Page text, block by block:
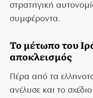
στρατηγική
συμφέροντα.
Το μέτωπο του
αποκλεισμός
Πέρα από τα
ανέλυσε και το